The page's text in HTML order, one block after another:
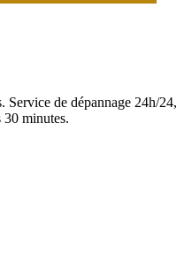
Service de dépannage 24h/24,
30 minutes.